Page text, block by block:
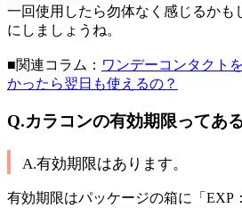
一回使用したら勿体なく感じるかも
にしましょうね。
■関連コラム： ワンデーコンタクト
かったら翌日も使えるの？
Q.カラコンの有効期限ってあ
A.有効期限はあります。
有効期限はパッケージの箱に「EXP